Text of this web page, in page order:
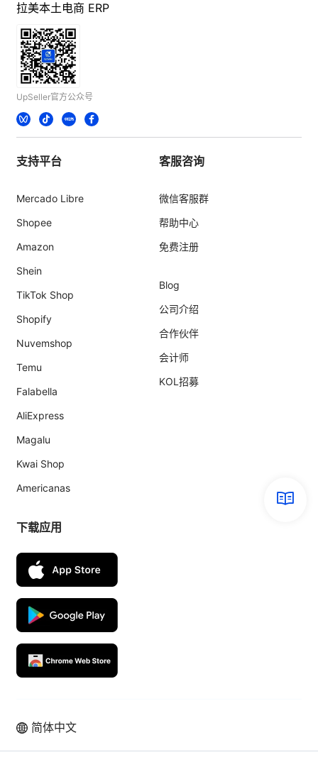
拉美本土电商 ERP
UpSeller官方公众号
支持平台
Mercado Libre
Shopee
Amazon
Shein
TikTok Shop
Shopify
Nuvemshop
Temu
Falabella
AliExpress
Magalu
Kwai Shop
Americanas
客服咨询
微信客服群
帮助中心
免费注册
Blog
公司介绍
合作伙伴
会计师
KOL招募
下载应用
简体中文